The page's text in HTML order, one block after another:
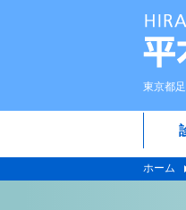
東京都
ホーム